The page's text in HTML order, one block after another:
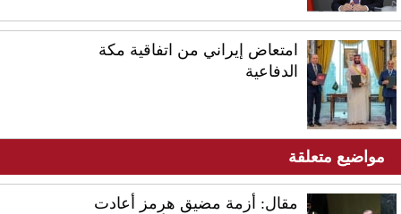
امتعاض إيراني من اتفاقية مكة
الدفاعية
مواضيع متعلقة
مقال: أزمة مضيق هرمز أعادت